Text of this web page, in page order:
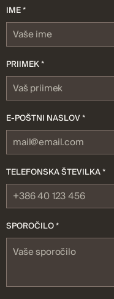
IME *
PRIIMEK *
E-POŠTNI NASLOV *
TELEFONSKA ŠTEVILKA *
SPOROČILO *